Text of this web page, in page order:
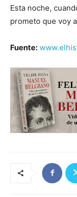
Esta noche,
prometo que voy
Fuente: